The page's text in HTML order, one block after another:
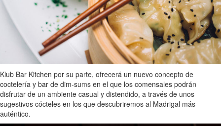
Klub Bar Kitchen por su parte, ofrecerá un nuevo concepto de
coctelería y bar de dim-sums en el que los comensales podrán
disfrutar de un ambiente casual y distendido, a través de unos
sugestivos cócteles en los que descubriremos al Madrigal más
auténtico.